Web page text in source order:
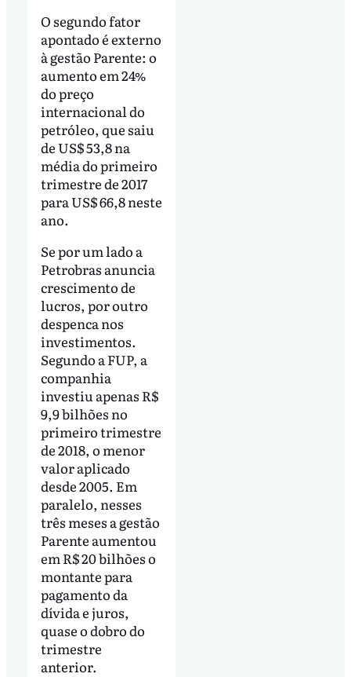
O segundo fator
apontado é externo
à gestão Parente: o
aumento em 24%
do preço
internacional do
petróleo, que saiu
de US$ 53,8 na
média do primeiro
trimestre de 2017
para US$ 66,8 neste
ano.
Se por um lado a
Petrobras anuncia
crescimento de
lucros, por outro
despenca nos
investimentos.
Segundo a FUP, a
companhia
investiu apenas R$
9,9 bilhões no
primeiro trimestre
de 2018, o menor
valor aplicado
desde 2005. Em
paralelo, nesses
três meses a gestão
Parente aumentou
em R$ 20 bilhões o
montante para
pagamento da
dívida e juros,
quase o dobro do
trimestre
anterior.